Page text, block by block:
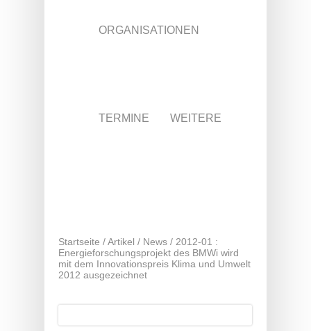
ORGANISATIONEN
TERMINE WEITERE
Startseite /Artikel / News / 2012-01 :
Energieforschungsprojekt des BMWi wird
mit dem Innovationspreis Klima und Umwelt
2012 ausgezeichnet
Suche